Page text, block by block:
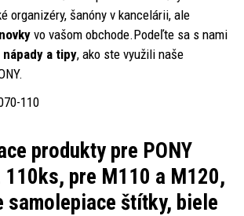
organizéry, šanóny v kancelárii, ale
vo vašom obchode.Podeľte sa s nami
a tipy, ako ste využili naše
110
produkty pre PONY
110ks, pre M110 a M120,
samolepiace štítky, biele